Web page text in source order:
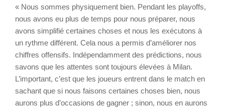
« Nous sommes physiquement bien. Pendant les playoffs,
nous avons eu plus de temps pour nous préparer, nous
avons simplifié certaines choses et nous les exécutons à
un rythme différent. Cela nous a permis d’améliorer nos
chiffres offensifs. Indépendamment des prédictions, nous
savons que les attentes sont toujours élevées à Milan.
L’important, c’est que les joueurs entrent dans le match en
sachant que si nous faisons certaines choses bien, nous
aurons plus d’occasions de gagner ; sinon, nous en aurons